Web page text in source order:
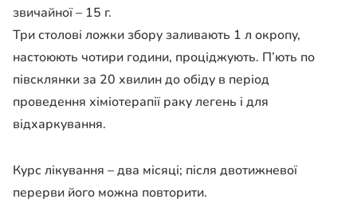
звичайної – 15 г.
Три столові ложки збору заливають 1 л окропу,
настоюють чотири години, проціджують. П’ють по
півсклянкиза 20 хвилин до обіду в період
проведення хіміотерапії раку легень і для
відхаркування.
Курс лікування – два місяці; після двотижневої
перерви його можна повторити.